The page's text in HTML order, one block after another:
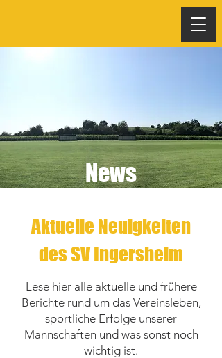
News
Aktuelle Neuigkeiten
des SV Ingersheim
Lese hier alle aktuelle und frühere
Berichte rund um das Vereinsleben,
sportliche Erfolge unserer
Mannschaften und was sonst noch
wichtig ist.